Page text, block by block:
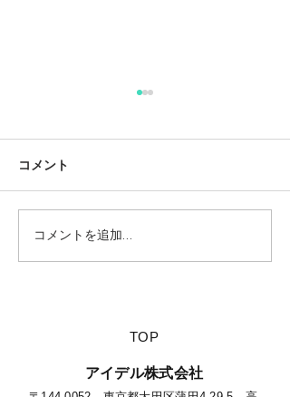
【夏休みに行きたい山派
キャンパーにオススメの
コメント
コメントを追加…
​TOP
​アイデル株式会社